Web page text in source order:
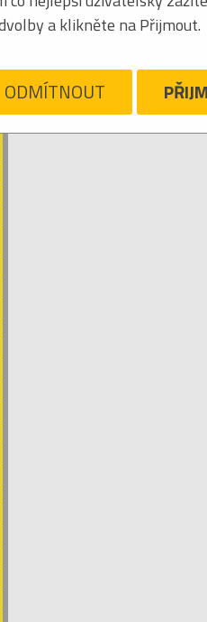
AKELA
Je nám líto, ale pro daný žánr/kategorii
a klikněte na Přijmout.
ODMÍTNOUT